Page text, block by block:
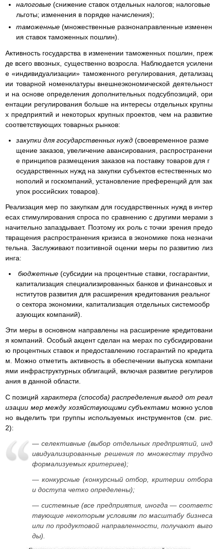
налоговые(снижение ставок отдельных налогов; налоговые
льготы; изменения в порядке начисления);
таможенные(множественные разнонаправленные изменен
ия ставок таможенных пошлин).
Активность государства в изменении таможенных пошлин, преж
де всего ввозных, существенно возросла. Наблюдается усилени
е «индивидуализации» таможенного регулирования, детализац
ии товарной номенклатуры внешнеэкономической деятельност
и на основе определения дополнительных подсубпозиций, ори
ентации регулирования больше на интересы отдельных крупны
х предприятий и некоторых крупных проектов, чем на развитие
соответствующих товарных рынков:
закупки для государственных нужд(своевременное разме
щение заказов, увеличение авансирования, распространени
е принципов размещения заказов на поставку товаров для г
осударственных нужд на закупки субъектов естественных мо
нополий и госкомпаний, установление преференций для зак
упок российских товаров).
Реализация мер по закупкам для государственных нужд в интер
есах стимулирования спроса по сравнению с другими мерами з
начительно запаздывает. Поэтому их роль с точки зрения предо
твращения распространения кризиса в экономике пока незначи
тельна. Заслуживают позитивной оценки меры по развитию лиз
инга:
бюджетные(субсидии на процентные ставки, госгарантии,
капитализация специализированных банков и финансовых и
нститутов развития для расширения кредитования реальног
о сектора экономики, капитализация отдельных системообр
азующих компаний).
Эти меры в основном направлены на расширение кредитовани
я компаний. Особый акцент сделан на мерах по субсидировани
ю процентных ставок и предоставлению госгарантий по кредита
м. Можно отметить активность в обеспечении выпуска компани
ями инфраструктурных облигаций, включая развитие регулиров
ания в данной области.
С позиций характера (способа) распределения выгод от реал
изации мер между хозяйствующими субъектами можно услов
но выделить три группы используемых инструментов (см. рис.
2):
— селективные (выбор отдельных предприятий, инд
ивидуализированные решения по множеству трудно
формализуемых критериев);
— конкурсные (конкурсный отбор, критерии отбора
и доступа четко определены);
— системные(все предприятия, иногда — соответс
твующие некоторым условиям по масштабу бизнеса
или по продуктовой направленности, получают выго
ды).